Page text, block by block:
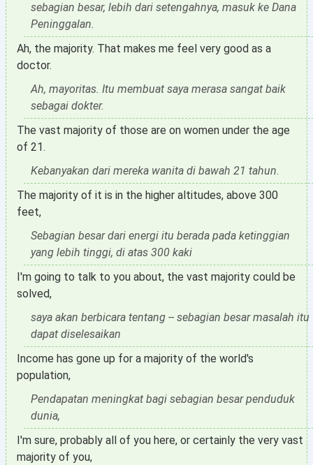
sebagian besar, lebih dari setengahnya, masuk ke Dana
Peninggalan.
Ah, the majority. That makes me feel very good as a
doctor.
Ah, mayoritas. Itu membuat saya merasa sangat baik
sebagai dokter.
The vast majority of those are on women under the age
of 21.
Kebanyakan dari mereka wanita di bawah 21 tahun.
The majority of it is in the higher altitudes, above 300
feet,
Sebagian besar dari energi itu berada pada ketinggian
yang lebih tinggi, di atas 300 kaki
I'm going to talk to you about, the vast majority could be
solved,
saya akan berbicara tentang -- sebagian besar masalah itu
dapat diselesaikan
Income has gone up for a majority of the world's
population,
Pendapatan meningkat bagi sebagian besar penduduk
dunia,
I'm sure, probably all of you here, or certainly the very vast
majority of you,